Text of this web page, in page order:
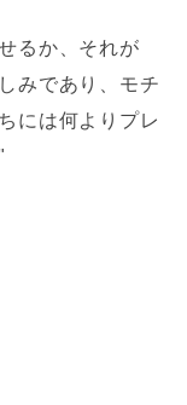
るか、それが
みであり、モチ
には何よりプレ
木